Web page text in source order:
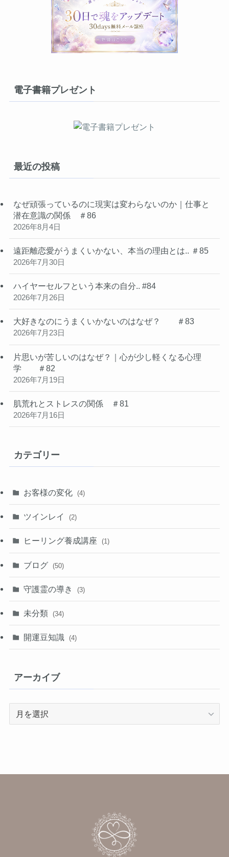
電子書籍プレゼント
最近の投稿
なぜ頑張っているのに現実は変わらないのか｜仕事と
潜在意識の関係 ＃86
2026年8月4日
遠距離恋愛がうまくいかない、本当の理由とは.. ＃85
2026年7月30日
ハイヤーセルフという本来の自分.. #84
2026年7月26日
大好きなのにうまくいかないのはなぜ？ ＃83
2026年7月23日
片思いが苦しいのはなぜ？｜心が少し軽くなる心理
学 ＃82
2026年7月19日
肌荒れとストレスの関係 ＃81
2026年7月16日
カテゴリー
お客様の変化 (4)
ツインレイ (2)
ヒーリング養成講座 (1)
ブログ (50)
守護霊の導き (3)
未分類 (34)
開運豆知識 (4)
アーカイブ